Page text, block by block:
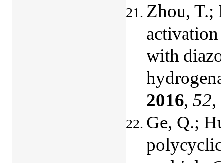
Zhou, T.;
with
2016, 52,
Ge, Q.;